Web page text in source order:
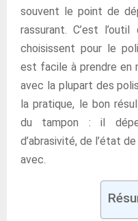
souvent le point de
rassurant. C’est
choisissent pour le
est facile à prendre en
avec la plupart des
la pratique, le bon
du tampon : il
d’abrasivité, de l’état
avec.